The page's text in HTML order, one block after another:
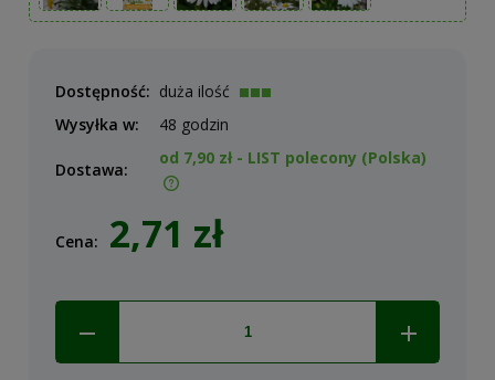
Dostępność: duża ilość
Wysyłka w:
48 godzin
Dostawa:
od 7,90 zł - LIST polecony (Polska)
Cena: 2,71 zł